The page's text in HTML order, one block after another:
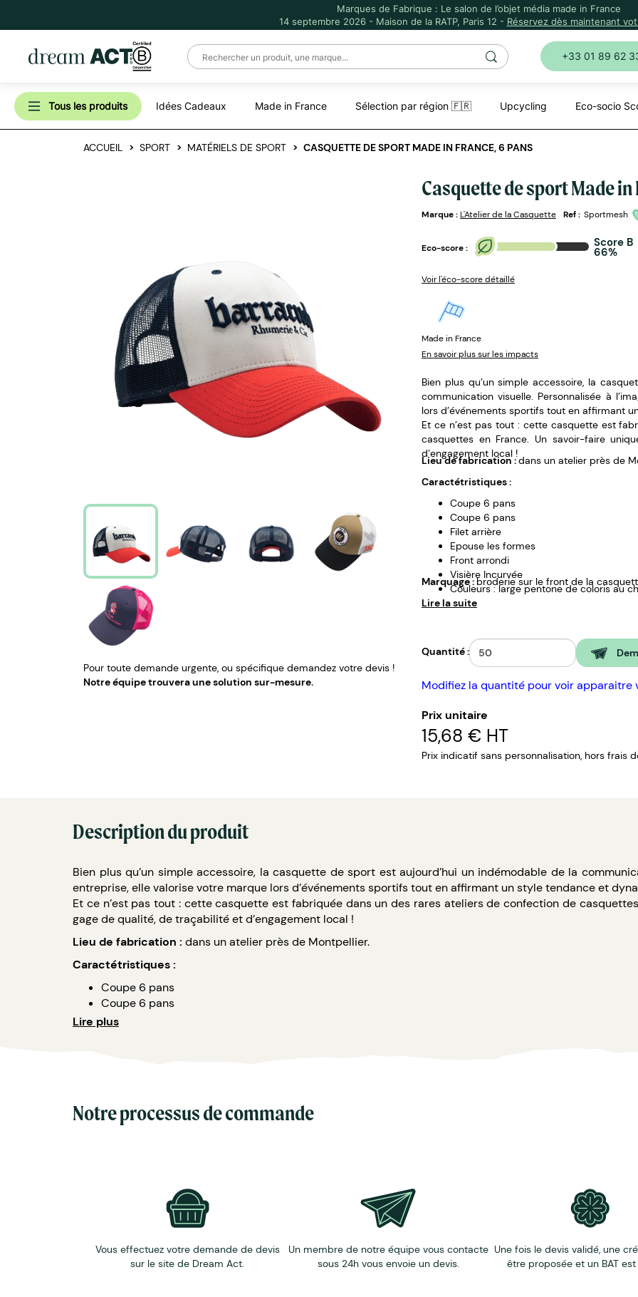
Marques de Fabrique : Le salon de l’objet média made in France
14 septembre 2026 - Maison de la RATP, Paris 12 - Réservez dès maintenant
+33 01 89 62
Tous les produits Idées Cadeaux Made in France Sélection par région 🇫🇷 Upcycling Eco-socio
ACCUEIL SPORT MATÉRIELS DE SPORT CASQUETTE DE SPORT MADE IN FRANCE, 6 PANS
Pour toute demande urgente, ou spécifique demandez votre devis !
Notre équipe trouvera une solution sur-mesure.
Casquette de sport Made in
Marque :L'Atelier de la Casquette Ref : Sportmesh
Eco-score : Score B
66%
Voir l'éco-score détaillé
Made in France
En savoir plus sur les impacts
Bien plus qu’un simple accessoire, la
communication visuelle. Personnalisée à
lors d’événements sportifs tout en affirmant
Et ce n’est pas tout : cette casquette est
casquettes en France. Un savoir-faire
d’engagement local !
Lieu de fabrication :dans un atelier près de
Caractétristiques :
Coupe 6 pans
Coupe 6 pans
Filet arrière
Epouse les formes
Front arrondi
Visière Incurvée
Couleurs : large pentone de coloris au
Personnalisation : broderie.
Marquage :broderie sur le front de la
Lire la suite
Quantité :
Modifiez la quantité pour voir apparaitre
Prix unitaire
15,68 € HT
Prix indicatif sans personnalisation, hors frais
Description du produit
Bien plus qu’un simple accessoire, la casquette de sport est aujourd’hui un indémodable de la
entreprise, elle valorise votre marque lors d’événements sportifs tout en affirmant un style tendance et
Et ce n’est pas tout : cette casquette est fabriquée dans un des rares ateliers de confection de
gage de qualité, de traçabilité et d’engagement local !
Lieu de fabrication : dans un atelier près de Montpellier.
Caractétristiques :
Coupe 6 pans
Coupe 6 pans
Filet arrière
Matières : 100% coton.
Options: clip métal inox - gun- boucle, broderie 3D, patchs...
Lire plus
Notre processus de commande
Vous effectuez votre demande de devis
sur le site de Dream Act.
Un membre de notre équipe vous contacte
sous 24h vous envoie un devis.
Une fois le devis validé, une
être proposée et un BAT est